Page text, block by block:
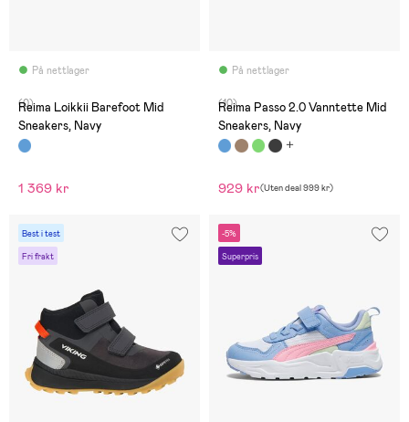
På nettlager
(0)
Reima Loikkii Barefoot Mid
Sneakers, Navy
1 369 kr
På nettlager
(10)
Reima Passo 2.0 Vanntette Mid
Sneakers, Navy
929 kr(Uten deal999 kr)
Best i test
Fri frakt
-5%
Superpris